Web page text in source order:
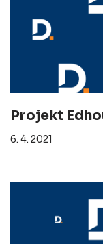
Projekt
6. 4. 2021